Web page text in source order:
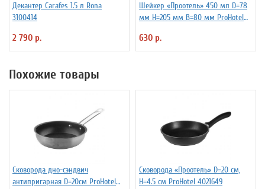
Декантер Carafes 1.5 л Rona
3100414
2 790 р.
Шейкер «Проотель» 450 мл D=78
мм H=205 мм B=80 мм ProHotel
630 р.
Похожие товары
Сковорода дно-сэндвич
антипригарная D=20см ProHotel
Сковорода «Проотель» D=20 см,
H=4.5 см ProHotel 4021649